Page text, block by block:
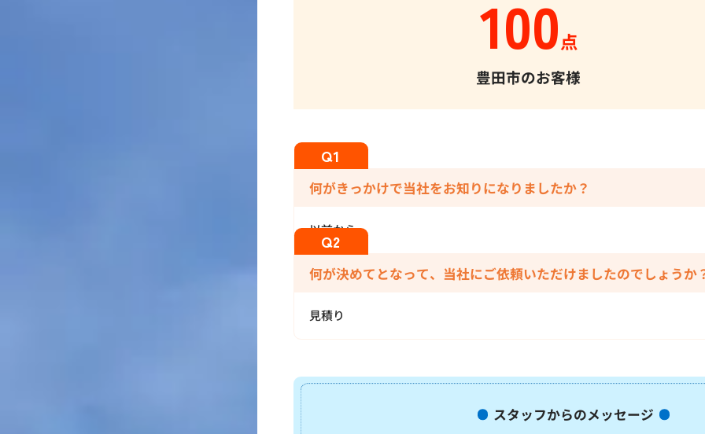
100点
豊田市のお客様
何がきっかけで当社をお知りになりましたか？
以前から。
何が決めてとなって、当社にご依頼いただけましたのでしょうか
見積り
スタッフからのメッセージ